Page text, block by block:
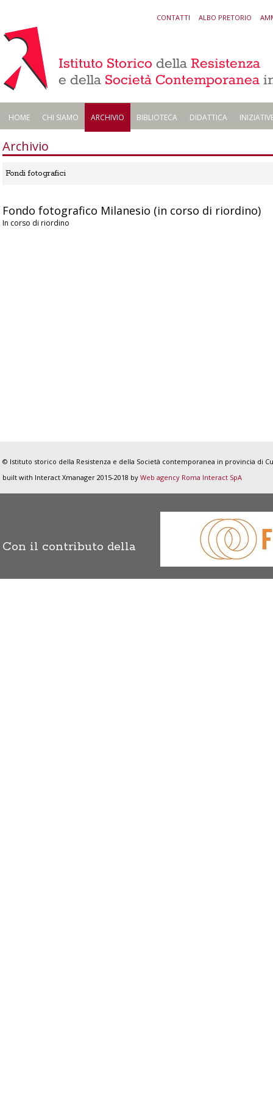
CONTATTI ALBO PRETORIO
HOME CHI SIAMO ARCHIVIO BIBLIOTECA DIDATTICA
Archivio
Fondi fotografici
Fondo fotografico Milanesio (in corso di riordino)
In corso di riordino
© Istituto storico della Resistenza e della Società contemporanea in provincia di
built with Interact Xmanager 2015-2018 by Web agency Roma Interact SpA
Con il contributo della